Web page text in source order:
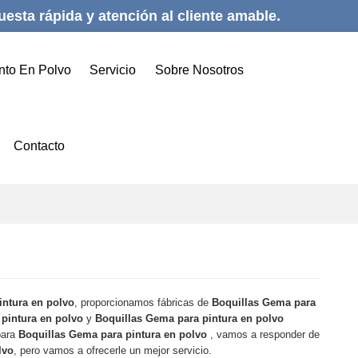
rápida y atención al cliente amable.
En Polvo Servicio Sobre Nosotros
Contacto
en polvo , proporcionamos fábricas de Boquillas Gema para
en polvo y Boquillas Gema para pintura en polvo
Boquillas Gema para pintura en polvo , vamos a responder de
, pero vamos a ofrecerle un mejor servicio.